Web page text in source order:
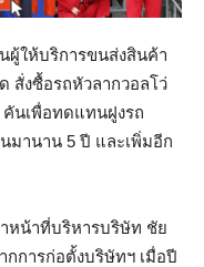
ผู้ให้บริการขนส่งสินค้า
สั่งซื้อรถหัวลากวอลโว่
คันเพื่อทดแทนฝูงรถ
มานาน 5 ปี และเพิ่มอีก
หน้าที่บริหารบริษัท ชัย
การก่อตั้งบริษัทฯ เมื่อปี